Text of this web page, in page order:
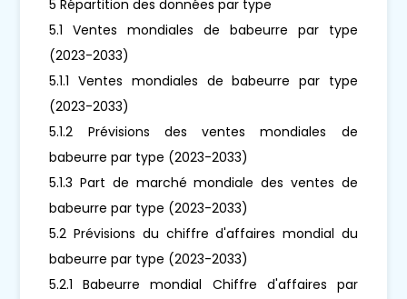
5 Répartition des données par type
5.1 Ventes mondiales de babeurre par type
(2023-2033)
5.1.1 Ventes mondiales de babeurre par type
(2023-2033)
5.1.2 Prévisions des ventes mondiales de
babeurre par type (2023-2033)
5.1.3 Part de marché mondiale des ventes de
babeurre par type (2023-2033)
5.2 Prévisions du chiffre d'affaires mondial du
babeurre par type (2023-2033)
5.2.1 Babeurre mondial Chiffre d'affaires par